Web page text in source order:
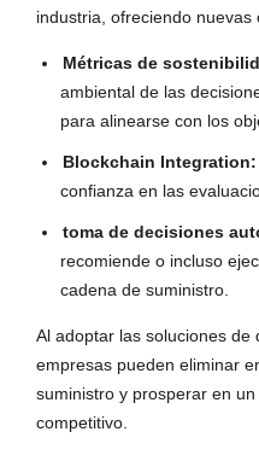
industria, ofreciendo nuevas
Métricas de
ambiental de las
para alinearse con los
Blockchain Integration:
confianza en las
toma de decisiones
recomiende o incluso
cadena de suministro.
Al adoptar las soluciones de
empresas pueden eliminar
suministro y prosperar en
competitivo.